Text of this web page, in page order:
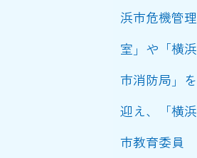
浜市危機管理
室」や「横浜
市消防局」を
迎え、
「横浜
市教育委員